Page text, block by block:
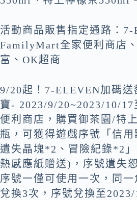
活動商品販售指定通路：7-
FamilyMart全家便利商店
富、OK超商
9/20起！7-ELEVEN加碼送
寶- 2023/9/20~2023/10/17
便利商店，購買御茶園/特
瓶，可獲得遊戲序號「信用
遺失晶塊*2、冒險紀錄*2
熱感應紙贈送)，序號遺失
序號一僅可使用一次，同一
兌換3次，序號兌換至